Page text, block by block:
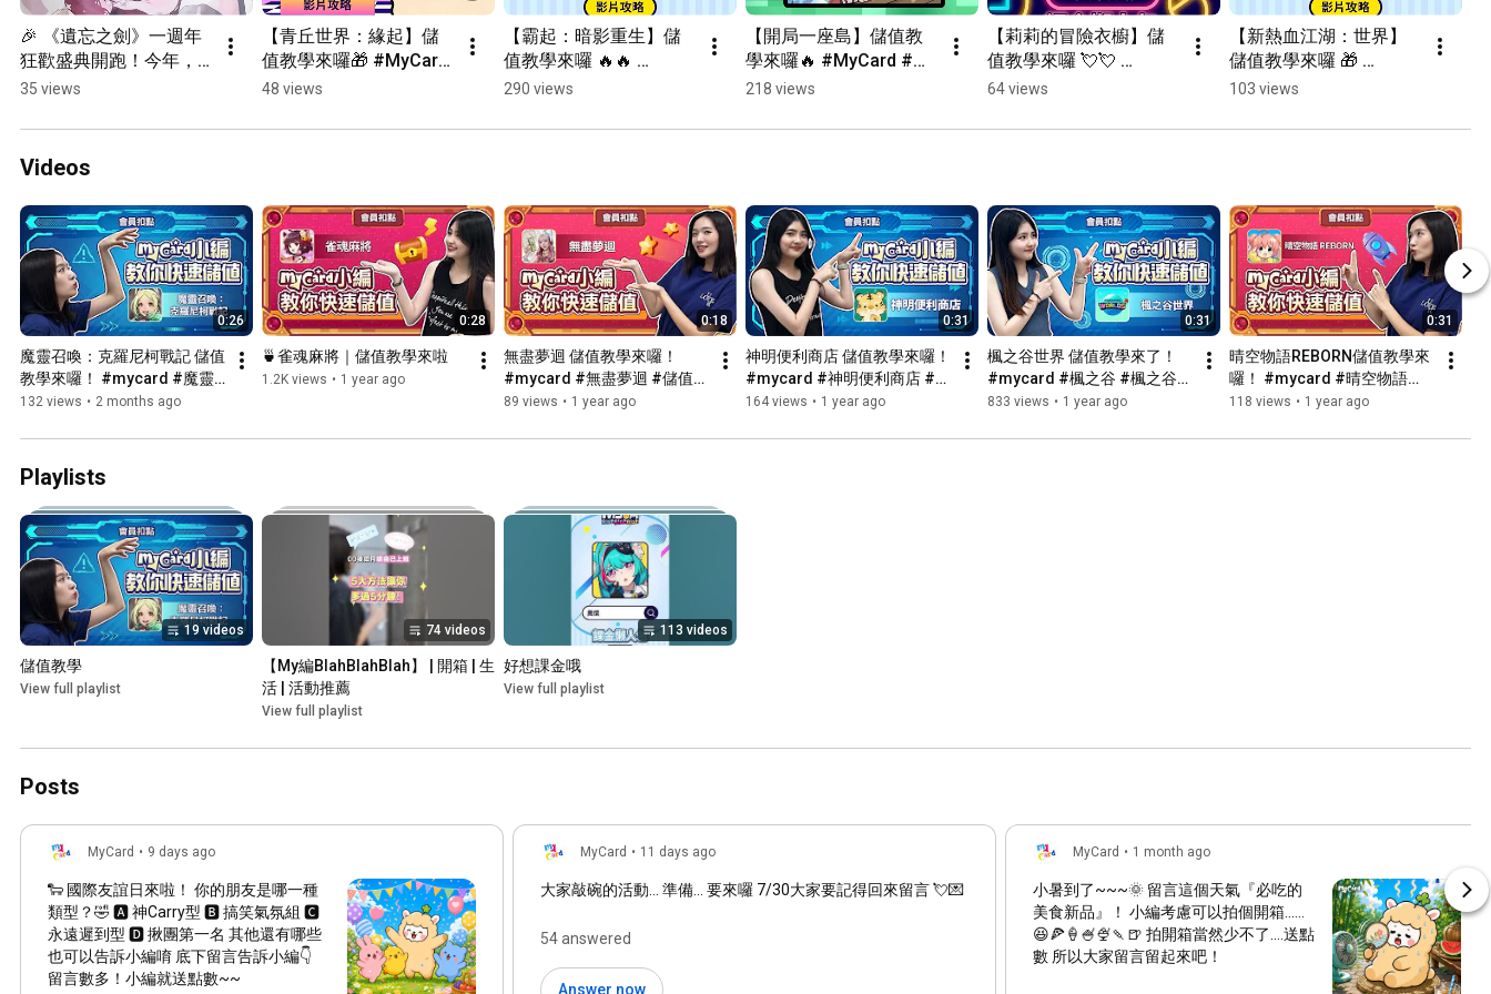
🎉 《遺忘之劍》一週年
狂歡盛典開跑！今年，
還是最想與「妳」一起
動登場，完成每週指定
任務，就有機會獲得豐
富好禮！#遺忘之劍  #一
週年 #週年慶 #MyCard
35 views
【青丘世界：緣起】儲
值教學來囉🎁 #MyCard
#青丘世界緣起 #儲值教
48 views
【霸起：暗影重生】儲
值教學來囉 🔥🔥
#MyCard #霸起暗影重
290 views
【開局一座島】儲值教
學來囉🔥 #MyCard #開
局一座島 #儲值教學
218 views
【莉莉的冒險衣櫥】儲
值教學來囉 💘💘
#MyCard #莉莉的冒險
64 views
【新熱血江湖：世界】
儲值教學來囉 🎁
#MyCard #新熱血江湖
103 views
Videos
0:26
魔靈召喚：克羅尼柯戰記 儲值
教學來囉！ #mycard #魔靈
召喚克羅尼柯戰記 #儲值教學
132 views • 2 months ago
0:28
🍵雀魂麻將｜儲值教學來啦
1.2K views • 1 year ago
0:18
無盡夢迴 儲值教學來囉！
#mycard #無盡夢迴 #儲值教
學 #分享 #遊戲 #遊戲 教學篇
89 views • 1 year ago
0:31
神明便利商店 儲值教學來囉！
#mycard #神明便利商店 #遊
戲 #教學篇 #儲值教學
164 views • 1 year ago
0:31
楓之谷世界 儲值教學來了！
#mycard #楓之谷 #楓之谷世
界 #遊戲 #儲值教學 #分享
833 views • 1 year ago
0:31
晴空物語REBORN儲值教學來
囉！ #mycard #晴空物語
REBORN #儲值教學 #遊戲 #
118 views • 1 year ago
Playlists
19 videos
儲值教學
View full playlist
74 videos
【My編BlahBlahBlah】 | 開箱 | 生
活 | 活動推薦
View full playlist
113 videos
好想課金哦
View full playlist
Posts
MyCard • 9 days ago
🐑 國際友誼日來啦！ 你的朋友是哪一種
類型？🤣 🅰 神Carry型 🅱 搞笑氣氛組 🅲️
永遠遲到型 🅳️ 揪團第一名 其他還有哪些
也可以告訴小編唷 底下留言告訴小編👇
留言數多！小編就送點數~~
MyCard • 11 days ago
大家敲碗的活動... 準備... 要來囉 7/30大家要記得回來留言 💘💌
54 answered
Answer now
MyCard • 1 month ago
小暑到了~~~🌞 留言這個天氣『必吃的
美食新品』！ 小編考慮可以拍個開箱......
😆🍕🍦🍧🍨🍡🍺 拍開箱當然少不了....送點
數 所以大家留言留起來吧！